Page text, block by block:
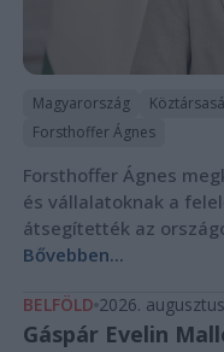
Magyarország
Forsthoffer Ágnes
Forsthoffer Ágnes
és vállalatoknak a
átsegítették az
Bővebben...
BELFÖLD 2026.
Gáspár Evelin